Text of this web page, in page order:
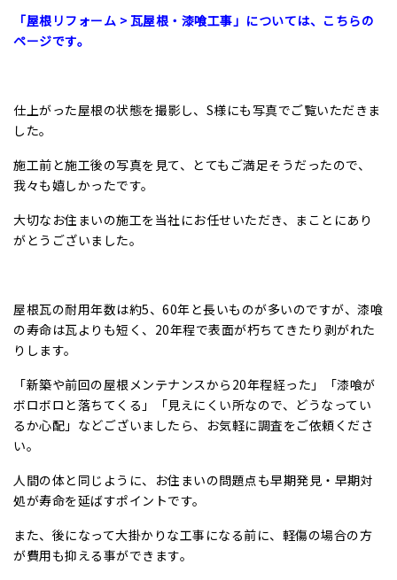
「屋根リフォーム > 瓦屋根・漆喰工事」については、こちらの
ページです。
仕上がった屋根の状態を撮影し、S様にも写真でご覧いただきま
した。
施工前と施工後の写真を見て、とてもご満足そうだったので、
我々も嬉しかったです。
大切なお住まいの施工を当社にお任せいただき、まことにあり
がとうございました。
屋根瓦の耐用年数は約5、60年と長いものが多いのですが、漆喰
の寿命は瓦よりも短く、20年程で表面が朽ちてきたり剥がれた
りします。
「新築や前回の屋根メンテナンスから20年程経った」「漆喰が
ボロボロと落ちてくる」「見えにくい所なので、どうなってい
るか心配」などございましたら、お気軽に調査をご依頼くださ
い。
人間の体と同じように、お住まいの問題点も早期発見・早期対
処が寿命を延ばすポイントです。
また、後になって大掛かりな工事になる前に、軽傷の場合の方
が費用も抑える事ができます。